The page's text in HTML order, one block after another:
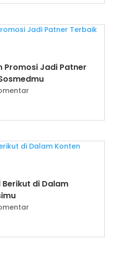
Promosi Jadi Patner
Berikut di Dalam